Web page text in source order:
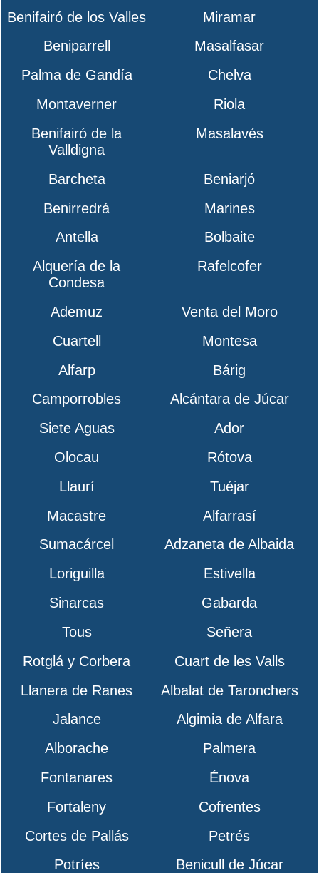
Benifairó de los Valles
Miramar
Beniparrell
Masalfasar
Palma de Gandía
Chelva
Montaverner
Riola
Benifairó de la
Valldigna
Masalavés
Barcheta
Beniarjó
Benirredrá
Marines
Antella
Bolbaite
Alquería de la
Condesa
Rafelcofer
Ademuz
Venta del Moro
Cuartell
Montesa
Alfarp
Bárig
Camporrobles
Alcántara de Júcar
Siete Aguas
Ador
Olocau
Rótova
Llaurí
Tuéjar
Macastre
Alfarrasí
Sumacárcel
Adzaneta de Albaida
Loriguilla
Estivella
Sinarcas
Gabarda
Tous
Señera
Rotglá y Corbera
Cuart de les Valls
Llanera de Ranes
Albalat de Taronchers
Jalance
Algimia de Alfara
Alborache
Palmera
Fontanares
Énova
Fortaleny
Cofrentes
Cortes de Pallás
Petrés
Potríes
Benicull de Júcar